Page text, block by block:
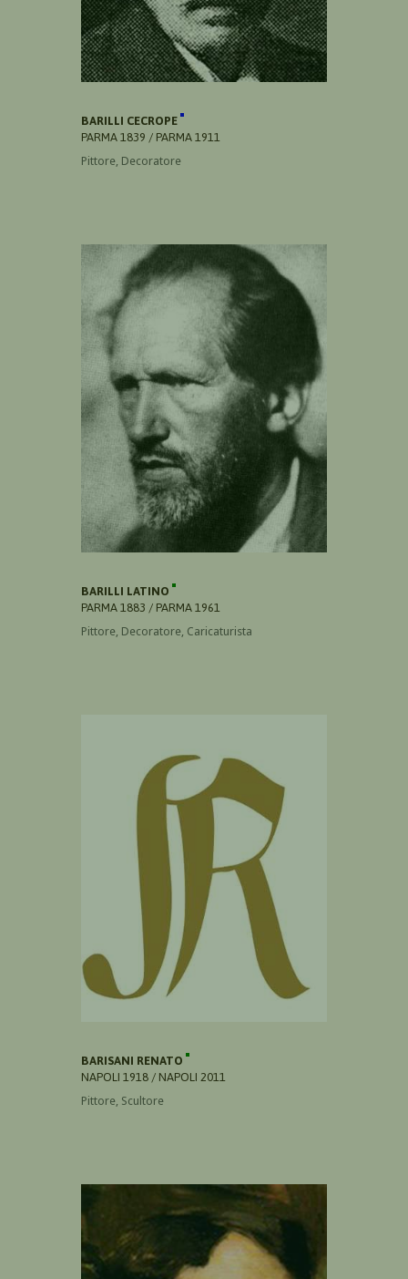
BARILLI CECROPE
PARMA 1839 / PARMA 1911
Pittore, Decoratore
BARILLI LATINO
PARMA 1883 / PARMA 1961
Pittore, Decoratore, Caricaturista
BARISANI RENATO
NAPOLI 1918 / NAPOLI 2011
Pittore, Scultore